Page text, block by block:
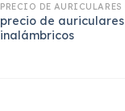
precio de auriculares
inalámbricos